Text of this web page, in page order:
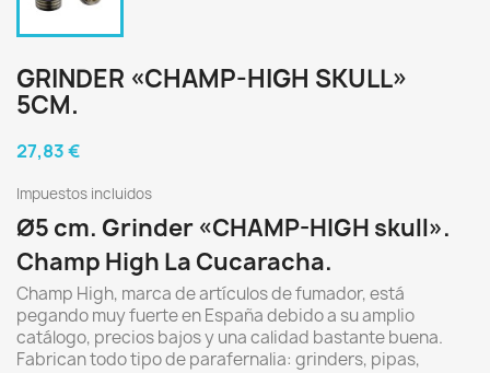
GRINDER «CHAMP-HIGH SKULL»
5CM.
27,83 €
Impuestos incluidos
Ø5 cm. Grinder «CHAMP-HIGH skull».
Champ High La Cucaracha.
Champ High, marca de artículos de fumador, está
pegando muy fuerte en España debido a su amplio
catálogo, precios bajos y una calidad bastante buena.
Fabrican todo tipo de parafernalia: grinders, pipas,